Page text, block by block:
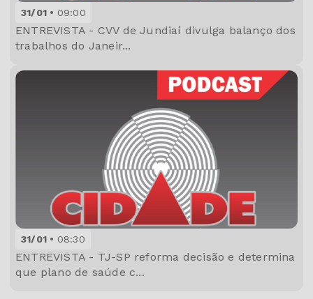
31/01 09:00
ENTREVISTA - CVV de Jundiaí divulga balanço dos
trabalhos do Janeir...
31/01 08:30
ENTREVISTA - TJ-SP reforma decisão e determina
que plano de saúde c...